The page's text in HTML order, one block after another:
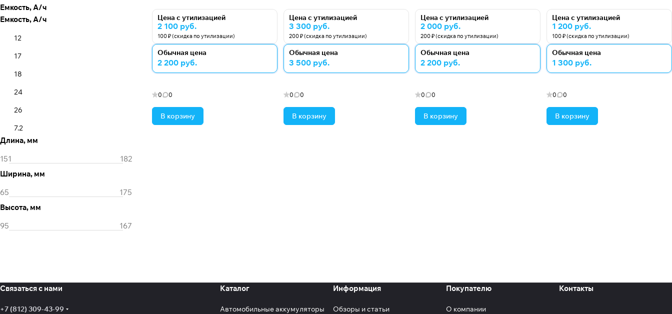
Цена с утилизацией
2 100 руб.
100 ₽ (скидка по утилизации)
Обычная цена
2 200 руб.
0 0
В корзину
Цена с утилизацией
3 300 руб.
200 ₽ (скидка по утилизации)
Обычная цена
3 500 руб.
0 0
В корзину
Цена с утилизацией
2 000 руб.
200 ₽ (скидка по утилизации)
Обычная цена
2 200 руб.
0 0
В корзину
Цена с утилизацией
1 200 руб.
100 ₽ (скидка по утилизации)
Обычная цена
1 300 руб.
0 0
В корзину
Емкость, А/ч
Емкость, А/ч
12
17
18
24
26
7.2
Длина, мм
Ширина, мм
Высота, мм
Связаться с нами
+7 (812) 309-43-99
Каталог
Автомобильные аккумуляторы
Информация
Обзоры и статьи
Покупателю
О компании
Контакты